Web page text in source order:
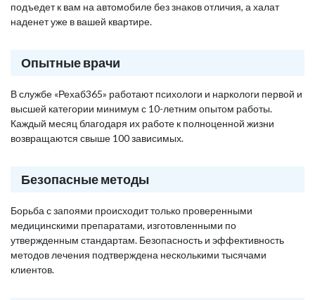
подъедет к вам на автомобиле без знаков отличия, а халат
наденет уже в вашей квартире.
Опытные врачи
В службе «Рехаб365» работают психологи и наркологи первой и
высшей категории минимум с 10-летним опытом работы.
Каждый месяц благодаря их работе к полноценной жизни
возвращаются свыше 100 зависимых.
Безопасные методы
Борьба с запоями происходит только проверенными
медицинскими препаратами, изготовленными по
утвержденным стандартам. Безопасность и эффективность
методов лечения подтверждена несколькими тысячами
клиентов.